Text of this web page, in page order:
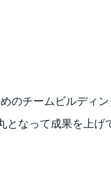
のチームビルディ
となって成果を上げ